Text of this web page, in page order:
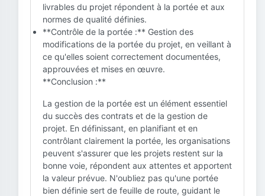
livrables du projet répondent à la portée et aux
normes de qualité définies.
**Contrôle de la portée :** Gestion des
modifications de la portée du projet, en veillant à
ce qu'elles soient correctement documentées,
approuvées et mises en œuvre.
**Conclusion :**
La gestion de la portée est un élément essentiel
du succès des contrats et de la gestion de
projet. En définissant, en planifiant et en
contrôlant clairement la portée, les organisations
peuvent s'assurer que les projets restent sur la
bonne voie, répondent aux attentes et apportent
la valeur prévue. N'oubliez pas qu'une portée
bien définie sert de feuille de route, guidant le